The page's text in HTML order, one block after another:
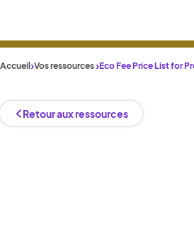
Accueil Vos ressources Eco Fee Price List for
Retour aux ressources